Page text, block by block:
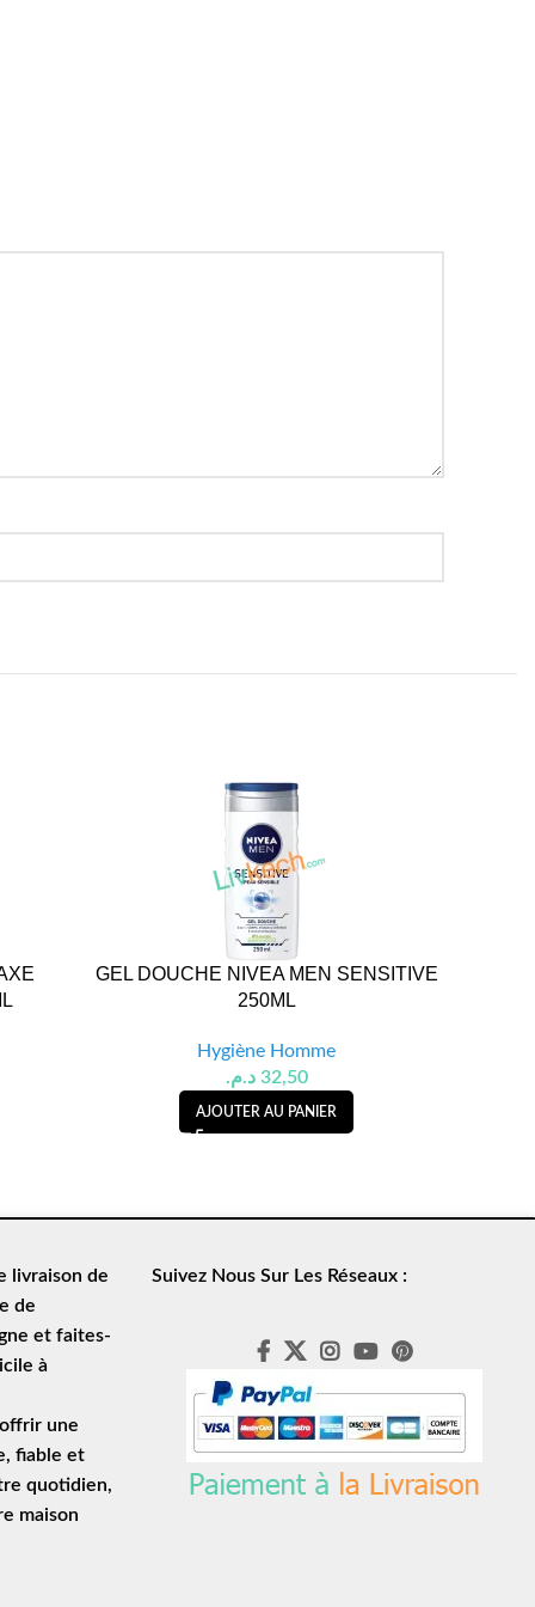
GEL DOUCHE NIVEA MEN SENSITIVE
250ML
Hygiène Homme
32,50 د.م.
AJOUTER AU PANIER
livraison de
de
et faites-
à
une
, fiable et
quotidien,
maison
Suivez Nous Sur Les Réseaux :